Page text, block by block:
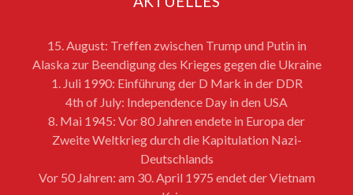
15. August: Treffen zwischen Trump und Putin in
Alaska zur Beendigung des Krieges gegen die Ukraine
1. Juli 1990: Einführung der D Mark in der DDR
4th of July: Independence Day in den USA
8. Mai 1945: Vor 80 Jahren endete in Europa der
Zweite Weltkrieg durch die Kapitulation Nazi-
Deutschlands
Vor 50 Jahren: am 30. April 1975 endet der Vietnam